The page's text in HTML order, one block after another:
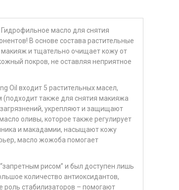
Гидрофильное масло для снятия
В основе состава растительные
и тщательно очищает кожу от
покров, не оставляя неприятное
Oil входит 5 растительных масел,
также для снятия макияжа
укрепляют и защищают
оливы, которое также регулирует
и макадамии, насыщают кожу
масло жожоба помогает
рисом” и был доступен лишь
количество антиоксидантов,
стабилизаторов – помогают